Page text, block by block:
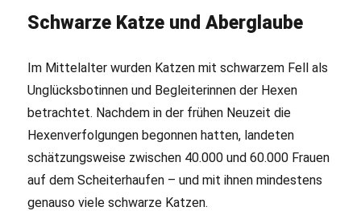
Schwarze Katze und Aberglaube
Im Mittelalter wurden Katzen mit schwarzem Fell als
Unglücksbotinnen und Begleiterinnen der Hexen
betrachtet. Nachdem in der frühen Neuzeit die
Hexenverfolgungen begonnen hatten, landeten
schätzungsweise zwischen 40.000 und 60.000 Frauen
auf dem Scheiterhaufen – und mit ihnen mindestens
genauso viele schwarze Katzen.